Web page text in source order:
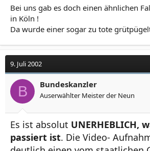
Bei uns gab es doch einen ähnlichen
in Köln !
Da wurde einer sogar zu tote
9. Juli 2002
B Bundeskanzler
Auserwählter Meister der Neun
Es ist absolut UNERHEBLICH,
passiert ist. Die Video-